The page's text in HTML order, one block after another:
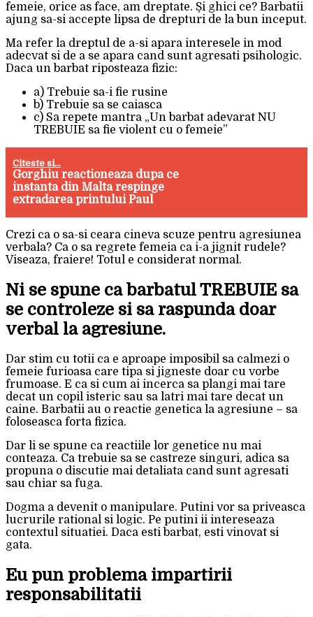
femeie, orice as face, am dreptate. Și ghici ce? Barbatii
ajung sa-si accepte lipsa de drepturi de la bun inceput.
Ma refer la dreptul de a-si apara interesele in mod
adecvat si de a se apara cand sunt agresati psihologic.
Daca un barbat riposteaza fizic:
a) Trebuie sa-i fie rusine
b) Trebuie sa se caiasca
c) Sa repete mantra „Un barbat adevarat NU
TREBUIE sa fie violent cu o femeie”
Citeste si...
Gorghiu reactioneaza dupa ce
instanta din Malta respinge
extradarea printului Paul
Crezi ca o sa-si ceara cineva scuze pentru agresiunea
verbala? Ca o sa regrete femeia ca i-a jignit rudele?
Viseaza, fraiere! Totul e considerat normal.
Ni se spune ca barbatul TREBUIE sa
se controleze si sa raspunda doar
verbal la agresiune.
Dar stim cu totii ca e aproape imposibil sa calmezi o
femeie furioasa care tipa si jigneste doar cu vorbe
frumoase. E ca si cum ai incerca sa plangi mai tare
decat un copil isteric sau sa latri mai tare decat un
caine. Barbatii au o reactie genetica la agresiune – sa
foloseasca forta fizica.
Dar li se spune ca reactiile lor genetice nu mai
conteaza. Ca trebuie sa se castreze singuri, adica sa
propuna o discutie mai detaliata cand sunt agresati
sau chiar sa fuga.
Dogma a devenit o manipulare. Putini vor sa priveasca
lucrurile rational si logic. Pe putini ii intereseaza
contextul situatiei. Daca esti barbat, esti vinovat si
gata.
Eu pun problema impartirii
responsabilitatii